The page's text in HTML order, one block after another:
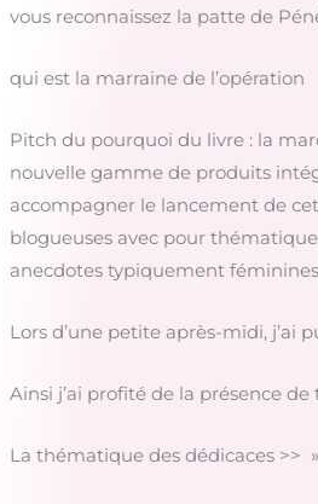
vous reconnaissez la patte de
qui est la marraine de l’opération
Pitch du pourquoi du livre : la
nouvelle gamme de produits
accompagner le lancement de
blogueuses avec pour
anecdotes typiquement
Lors d’une petite après-midi, j’ai
Ainsi j’ai profité de la présence
La thématique des dédicaces >>